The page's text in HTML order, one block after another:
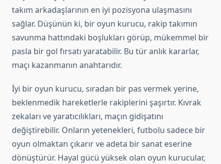
takım arkadaşlarının en iyi pozisyona ulaşmasını
sağlar. Düşünün ki, bir oyun kurucu, rakip takımın
savunma hattındaki boşlukları görüp, mükemmel bir
pasla bir gol fırsatı yaratabilir. Bu tür anlık kararlar,
maçı kazanmanın anahtarıdır.
İyi bir oyun kurucu, sıradan bir pas vermek yerine,
beklenmedik hareketlerle rakiplerini şaşırtır. Kıvrak
zekaları ve yaratıcılıkları, maçın gidişatını
değiştirebilir. Onların yetenekleri, futbolu sadece bir
oyun olmaktan çıkarır ve adeta bir sanat eserine
dönüştürür. Hayal gücü yüksek olan oyun kurucular,